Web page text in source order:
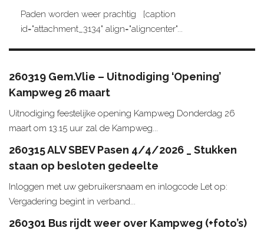
Paden worden weer prachtig [caption
id="attachment_3134" align="aligncenter"...
260319 Gem.Vlie – Uitnodiging ‘Opening’
Kampweg 26 maart
Uitnodiging feestelijke opening Kampweg Donderdag 26
maart om 13.15 uur zal de Kampweg...
260315 ALV SBEV Pasen 4/4/2026 _ Stukken
staan op besloten gedeelte
Inloggen met uw gebruikersnaam en inlogcode Let op:
Vergadering begint in verband...
260301 Bus rijdt weer over Kampweg (+foto’s)